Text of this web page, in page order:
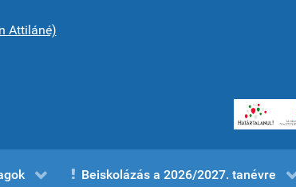
Attiláné)
Beiskolázás a 2026/2027. tanévre